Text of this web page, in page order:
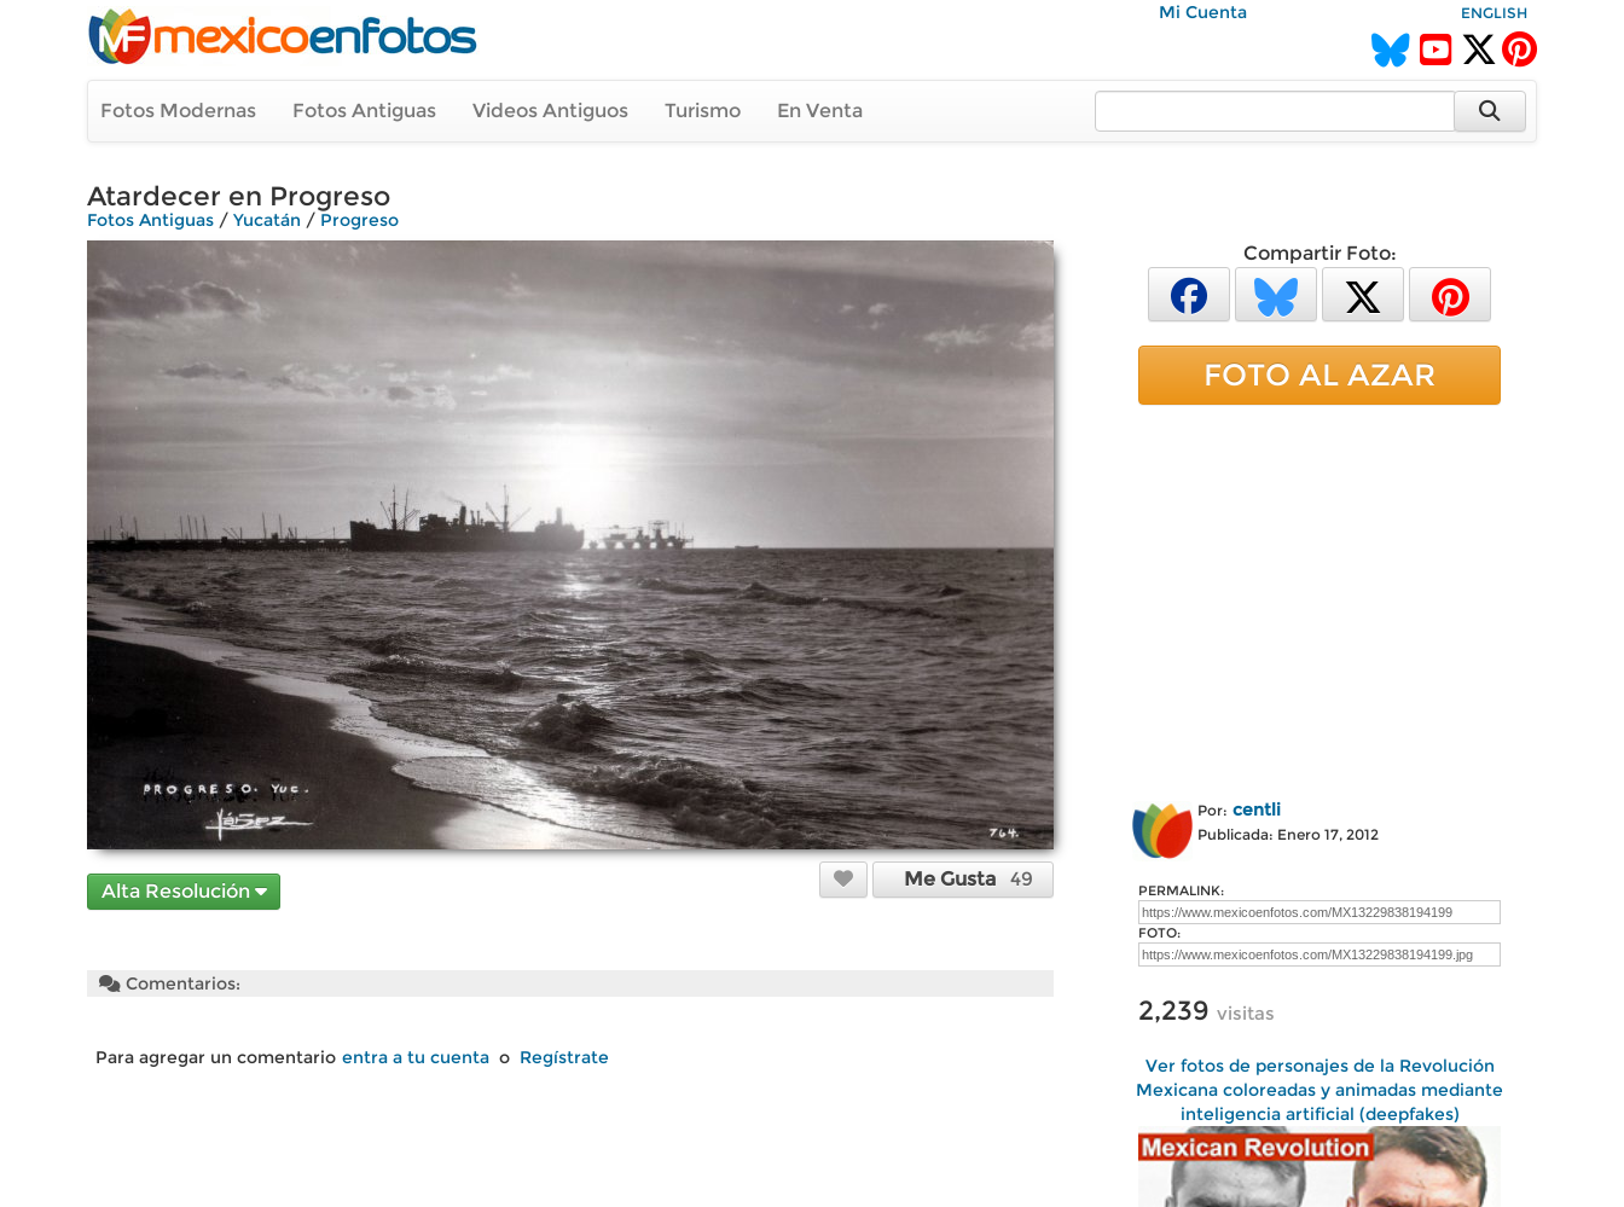
Mi Cuenta ENGLISH
Fotos Modernas Fotos Antiguas Videos Antiguos Turismo En Venta
Atardecer en Progreso
Fotos Antiguas / Yucatán / Progreso
Alta Resolución
Me Gusta 49
Comentarios:
Para agregar un comentario entra a tu cuenta o Regístrate
Compartir Foto:
FOTO AL AZAR
Por: centli
Publicada: Enero 17, 2012
PERMALINK:
FOTO:
2,239 visitas
Ver fotos de personajes de la Revolución
Mexicana coloreadas y animadas mediante
inteligencia artificial (deepfakes)